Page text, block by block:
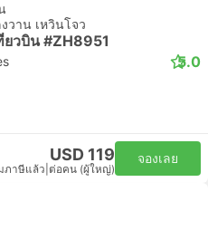
วาน เหวินโจว
วบิน #ZH8951
5.0
USD 119
ภาษีแล้ว ต่อคน (ผู้ใหญ่)
จองเลย